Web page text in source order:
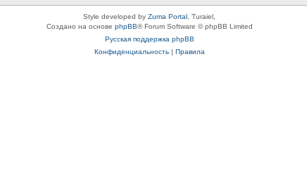
Style developed by Zuma Portal , Turaiel,
Создано на основе phpBB® Forum Software © phpBB Limited
Русская поддержка phpBB
Конфиденциальность| Правила